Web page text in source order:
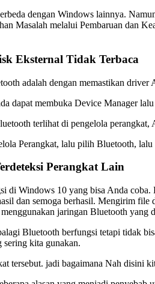
dengan Windows lainnya.
Masalah melalui Pembaruan dan
Eksternal Tidak Terbaca
adalah dengan memastikan
dapat membuka Device Manager
terlihat di pengelola perangkat,
Perangkat, lalu pilih Bluetooth,
Perangkat Lain
di Windows 10 yang bisa Anda
dan semoga berhasil. Mengirim
jaringan Bluetooth
Bluetooth berfungsi tetapi tidak
kita gunakan.
tersebut. jadi bagaimana Nah disini